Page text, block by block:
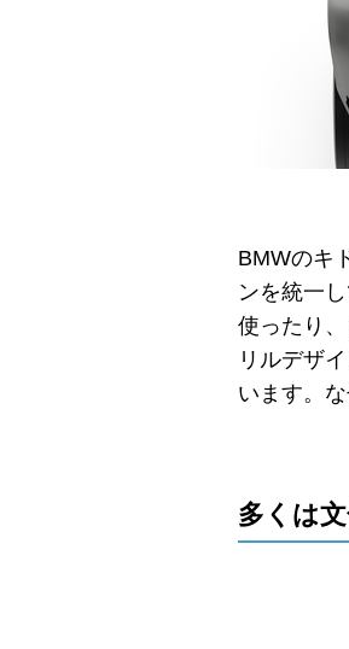
BMWのキ
ンを統一
使ったり
リルデザ
います。
多くは